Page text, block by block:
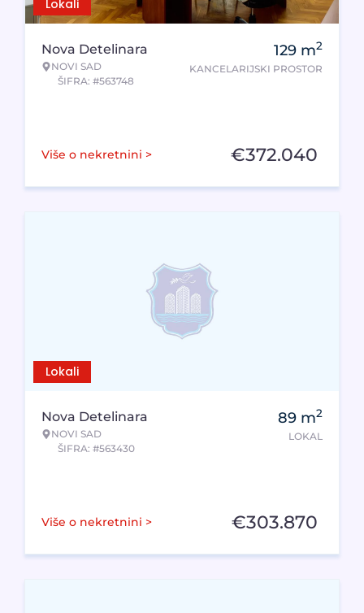
Lokali
Nova Detelinara
NOVI SAD
ŠIFRA: #563748
129 m2
KANCELARIJSKI PROSTOR
Više o nekretnini > €372.040
Lokali
Nova Detelinara
NOVI SAD
ŠIFRA: #563430
89 m2
LOKAL
Više o nekretnini > €303.870